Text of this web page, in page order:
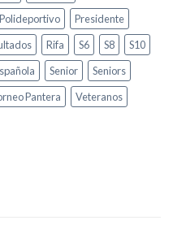
Polideportivo
Presidente
Rifa S6 S8
S10
Senior
Seniors
Pantera Veteranos